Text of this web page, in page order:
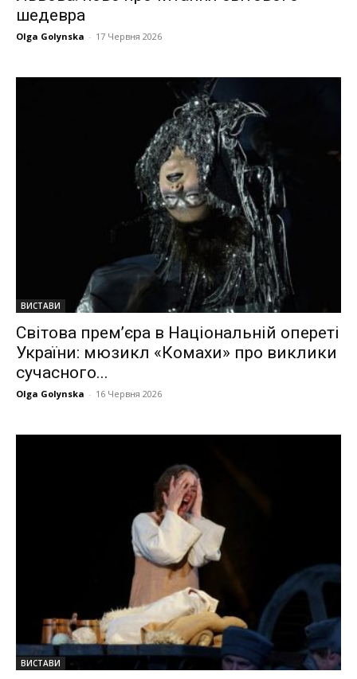
шедевра
Olga Golynska - 17 Червня 2026
ВИСТАВИ
Світова прем’єра в Національній опереті
України: мюзикл «Комахи» про виклики
сучасного...
Olga Golynska - 16 Червня 2026
ВИСТАВИ